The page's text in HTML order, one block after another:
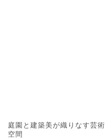
庭園と建築美が織りなす芸術
空間